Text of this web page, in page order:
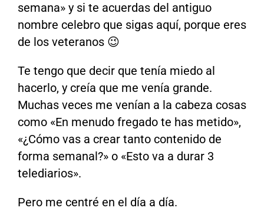
semana» y si te acuerdas del antiguo
nombre celebro que sigas aquí, porque eres
de los veteranos 😉
Te tengo que decir que tenía miedo al
hacerlo, y creía que me venía grande.
Muchas veces me venían a la cabeza cosas
como «En menudo fregado te has metido»,
«¿Cómo vas a crear tanto contenido de
forma semanal?» o «Esto va a durar 3
telediarios».
Pero me centré en el día a día.